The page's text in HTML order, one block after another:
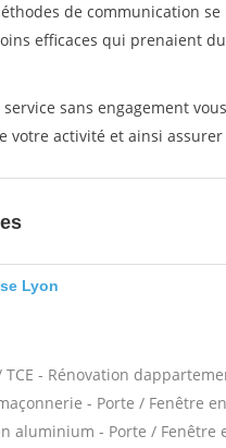
de communication
efficaces qui prenaient
sans engagement
votre activité et ainsi
Lyon
- Rénovation
- Porte / Fenêtre
aluminium - Porte / Fenêtre